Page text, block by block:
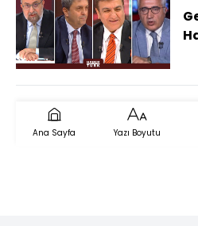
Ana Sayfa Yazı Boyutu